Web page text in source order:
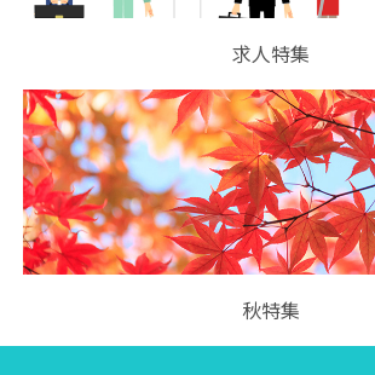
求人特集
秋特集